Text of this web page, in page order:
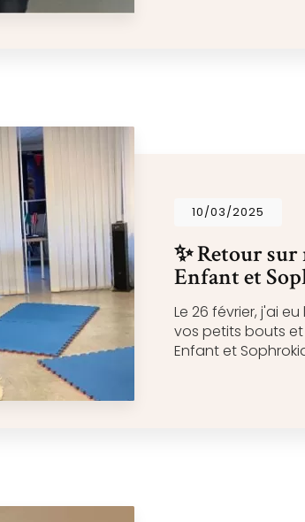
10/03/2025
✨ Retour
Enfant et
Le 26 février, j'ai
vos petits bouts
Enfant et